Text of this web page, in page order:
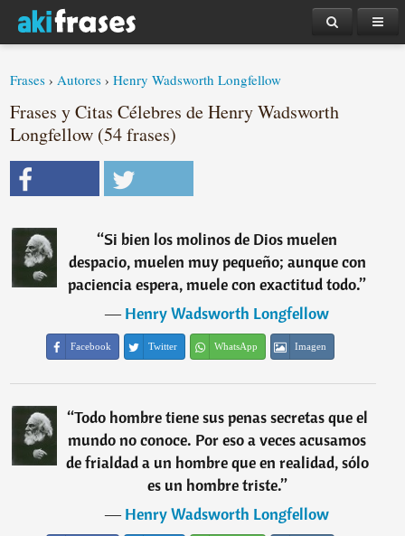
Frases ›Autores ›Henry Wadsworth Longfellow
Frases y Citas Célebres de Henry Wadsworth
Longfellow (54 frases)
“Si bien los molinos de Dios muelen
despacio, muelen muy pequeño; aunque con
paciencia espera, muele con exactitud todo.”
―Henry Wadsworth Longfellow
Facebook Twitter WhatsApp Imagen
“Todo hombre tiene sus penas secretas que el
mundo no conoce. Por eso a veces acusamos
de frialdad a un hombre que en realidad, sólo
es un hombre triste.”
―Henry Wadsworth Longfellow